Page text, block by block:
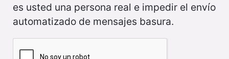
es usted una persona real e impedir el envío
automatizado de mensajes basura.